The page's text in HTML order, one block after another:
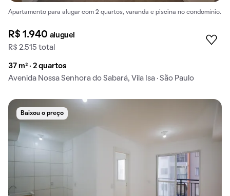
Apartamento para alugar com 2 quartos, varanda e piscina no condomínio.
R$ 1.940 aluguel
R$ 2.515 total
37 m² · 2 quartos
Avenida Nossa Senhora do Sabará, Vila Isa · São Paulo
Baixou o preço